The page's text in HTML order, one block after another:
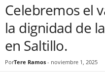
Celebremos el
la dignidad de
en Saltillo.
PorTere Ramos - noviembre 1, 2025